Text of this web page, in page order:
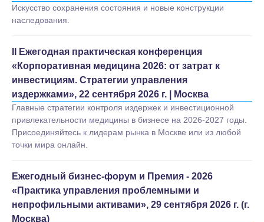
Искусство сохранения состояния и новые конструкции
наследования.
II Ежегодная практическая конференция
«Корпоративная медицина 2026: от затрат к
инвестициям. Стратегии управления
издержками», 22 сентября 2026 г. | Москва
Главные стратегии контроля издержек и инвестиционной
привлекательности медицины в бизнесе на 2026-2027 годы.
Присоединяйтесь к лидерам рынка в Москве или из любой
точки мира онлайн.
Ежегодный бизнес-форум и Премия - 2026
«Практика управления проблемными и
непрофильными активами», 29 сентября 2026 г. (г.
Москва)